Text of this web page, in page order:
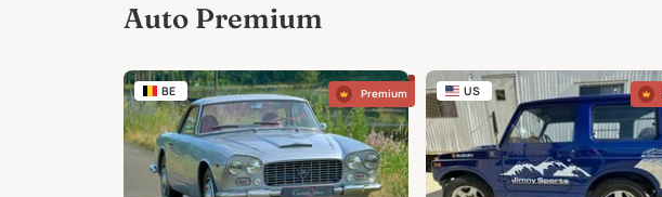
Auto Premium
BE Premium US